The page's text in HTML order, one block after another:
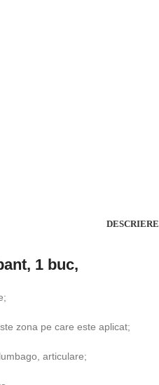
DESCRIERE
1 buc,
zona pe care este aplicat;
articulare;